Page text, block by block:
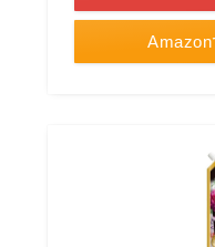
Amazon